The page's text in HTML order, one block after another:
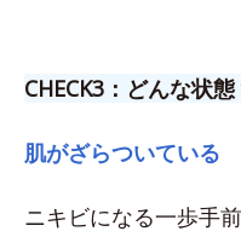
CHECK3：どんな状態
肌がざらついている
ニキビになる一歩手